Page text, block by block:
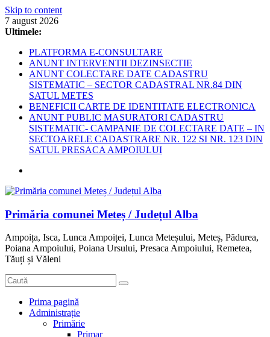
Skip to content
7 august 2026
Ultimele:
PLATFORMA E-CONSULTARE
ANUNT INTERVENTII DEZINSECTIE
ANUNT COLECTARE DATE CADASTRU
SISTEMATIC – SECTOR CADASTRAL NR.84 DIN
SATUL METES
BENEFICII CARTE DE IDENTITATE ELECTRONICA
ANUNT PUBLIC MASURATORI CADASTRU
SISTEMATIC- CAMPANIE DE COLECTARE DATE – IN
SECTOARELE CADASTRARE NR. 122 SI NR. 123 DIN
SATUL PRESACA AMPOIULUI
Primăria comunei Meteș / Județul Alba
Ampoița, Isca, Lunca Ampoiței, Lunca Meteșului, Meteș, Pădurea,
Poiana Ampoiului, Poiana Ursului, Presaca Ampoiului, Remetea,
Tăuți și Văleni
Prima pagină
Administrație
Primărie
Primar